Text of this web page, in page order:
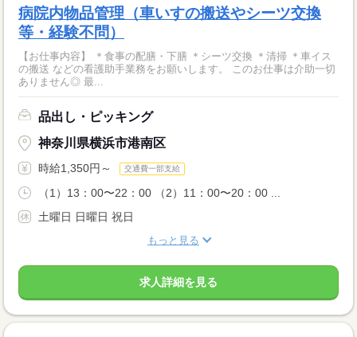
病院内物品管理（車いすの搬送やシーツ交換
等・経験不問）
【お仕事内容】 ＊食事の配膳・下膳 ＊シーツ交換 ＊清掃 ＊車イス
の搬送 などの看護助手業務をお願いします。 このお仕事は介助一切
ありません◎ 最...
品出し・ピッキング
神奈川県横浜市港南区
時給1,350円～ 交通費一部支給
（1）13：00〜22：00 （2）11：00〜20：00 ...
土曜日 日曜日 祝日
もっと見る
求人詳細を見る